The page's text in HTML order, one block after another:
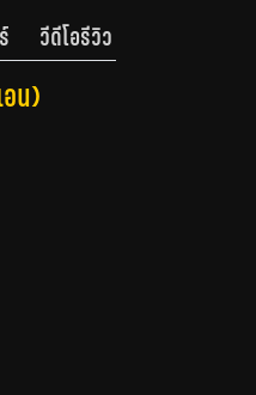
วีดีโอรีวิว
น)